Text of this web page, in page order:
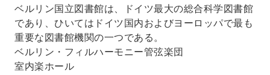
ベルリン国立図書館は、ドイツ最大の総合科学図書館
であり、ひいてはドイツ国内およびヨーロッパで最も
重要な図書館機関の一つである。
ベルリン・フィルハーモニー管弦楽団
室内楽ホール